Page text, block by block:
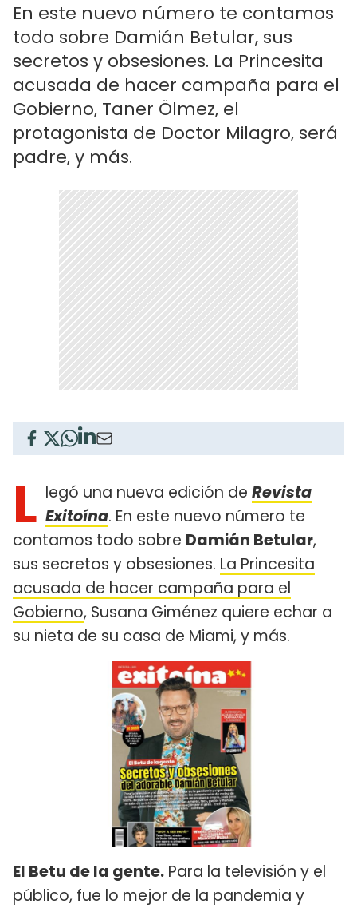
En este nuevo número te contamos
todo sobre Damián Betular, sus
secretos y obsesiones. La Princesita
acusada de hacer campaña para el
Gobierno, Taner Ölmez, el
protagonista de Doctor Milagro, será
padre, y más.
L legó una nueva edición de Revista
Exitoína. En este nuevo número te
contamos todo sobre Damián Betular,
sus secretos y obsesiones. La Princesita
acusada de hacer campaña para el
Gobierno, Susana Giménez quiere echar a
su nieta de su casa de Miami, y más.
El Betu de la gente. Para la televisión y el
público, fue lo mejor de la pandemia y